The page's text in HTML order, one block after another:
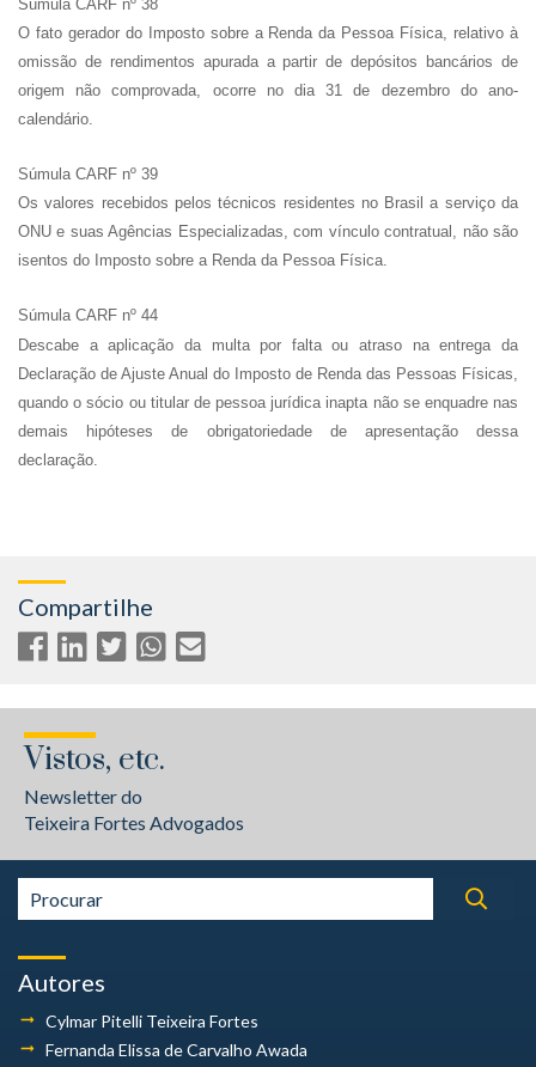
Súmula CARF nº 38
O fato gerador do Imposto sobre a Renda da Pessoa Física, relativo à
omissão de rendimentos apurada a partir de depósitos bancários de
origem não comprovada, ocorre no dia 31 de dezembro do ano-
calendário.
Súmula CARF nº 39
Os valores recebidos pelos técnicos residentes no Brasil a serviço da
ONU e suas Agências Especializadas, com vínculo contratual, não são
isentos do Imposto sobre a Renda da Pessoa Física.
Súmula CARF nº 44
Descabe a aplicação da multa por falta ou atraso na entrega da
Declaração de Ajuste Anual do Imposto de Renda das Pessoas Físicas,
quando o sócio ou titular de pessoa jurídica inapta não se enquadre nas
demais hipóteses de obrigatoriedade de apresentação dessa
declaração.
Compartilhe
Vistos, etc.
Newsletter do
Teixeira Fortes Advogados
Autores
Cylmar Pitelli Teixeira Fortes
Fernanda Elissa de Carvalho Awada